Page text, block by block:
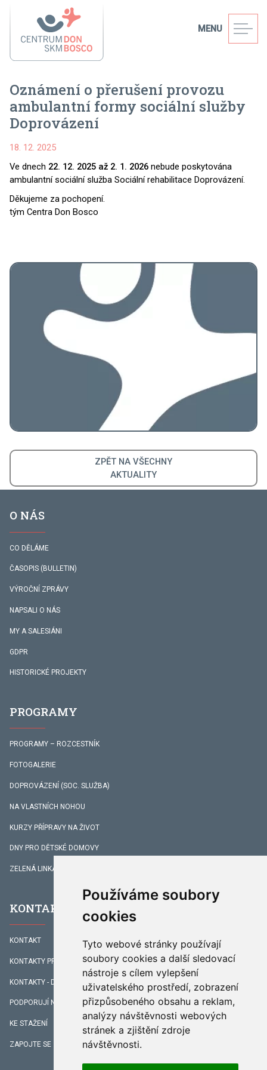
Používáme soubory
cookies
Tyto webové stránky používají
soubory cookies a další sledovací
nástroje s cílem vylepšení
uživatelského prostředí, zobrazení
přizpůsobeného obsahu a reklam,
analýzy návštěvnosti webových
stránek a zjištění zdroje
návštěvnosti.
MENU
ZPĚT NA VŠECHNY
AKTUALITY
Oznámení o přerušení provozu
ambulantní formy sociální služby
Doprovázení
18. 12. 2025
Ve dnech 22. 12. 2025 až 2. 1. 2026 nebude poskytována
ambulantní sociální služba Sociální rehabilitace Doprovázení.
Děkujeme za pochopení.
tým Centra Don Bosco
O NÁS
CO DĚLÁME
ČASOPIS (BULLETIN)
VÝROČNÍ ZPRÁVY
NAPSALI O NÁS
MY A SALESIÁNI
GDPR
HISTORICKÉ PROJEKTY
PROGRAMY
PROGRAMY – ROZCESTNÍK
FOTOGALERIE
DOPROVÁZENÍ (SOC. SLUŽBA)
NA VLASTNÍCH NOHOU
KURZY PŘÍPRAVY NA ŽIVOT
DNY PRO DĚTSKÉ DOMOVY
ZELENÁ LINKA
KONTAKTY
KONTAKT
KONTAKTY PRACOVNÍKŮ
KONTAKTY - DOPROVÁZENÍ
PODPORUJÍ NÁS
KE STAŽENÍ
ZAPOJTE SE